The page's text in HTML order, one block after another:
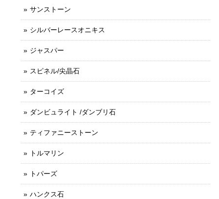
サンストーン
シルバーレースオニキス
ジャスパー
スピネル/尖晶石
ターコイズ
ダンビュライト /ダンブリ石
ティファニーストーン
トルマリン
トパーズ
ハンクス石